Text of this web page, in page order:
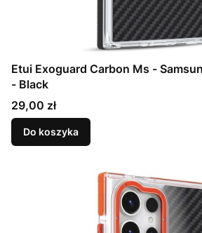
Etui Exoguard Carbon Ms -
- Black
Cena
29,00 zł
Do koszyka